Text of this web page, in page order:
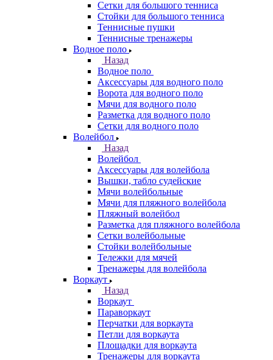
Сетки для большого тенниса
Стойки для большого тенниса
Теннисные пушки
Теннисные тренажеры
Водное поло
Назад
Водное поло
Аксессуары для водного поло
Ворота для водного поло
Мячи для водного поло
Разметка для водного поло
Сетки для водного поло
Волейбол
Назад
Волейбол
Аксессуары для волейбола
Вышки, табло судейские
Мячи волейбольные
Мячи для пляжного волейбола
Пляжный волейбол
Разметка для пляжного волейбола
Сетки волейбольные
Стойки волейбольные
Тележки для мячей
Тренажеры для волейбола
Воркаут
Назад
Воркаут
Параворкаут
Перчатки для воркаута
Петли для воркаута
Площадки для воркаута
Тренажеры для воркаута